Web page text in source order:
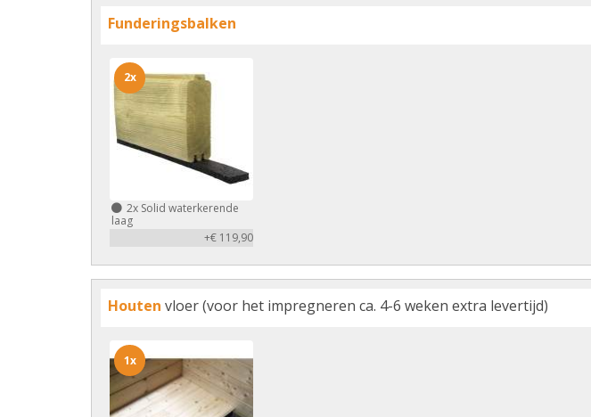
Funderingsbalken
2x Solid waterkerende
laag
+€ 119,90
2x
Houten vloer (voor het impregneren ca. 4-6 weken extra levertijd)
1x